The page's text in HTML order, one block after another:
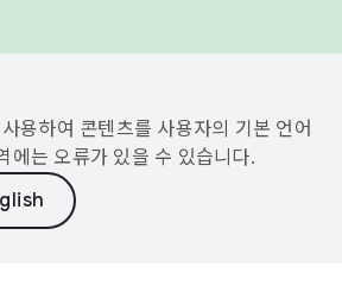
용하여 콘텐츠를 사용자의 기본 언어
에는 오류가 있을 수 있습니다.